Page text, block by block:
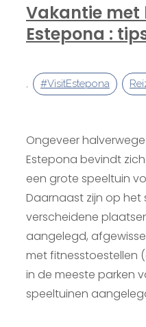
Vakantie met
Estepona :
#VisitEstepona
,
Ongeveer
Estepona bevindt
een grote speeltuin
Daarnaast zijn op het
verscheidene
aangelegd,
met fitnesstoestellen
in de meeste parken
speeltuinen